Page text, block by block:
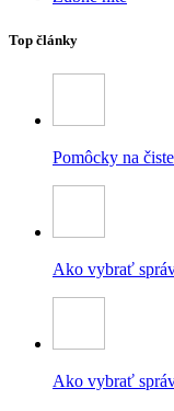
Top články
Pomôcky na
Ako vybrať
Ako vybrať